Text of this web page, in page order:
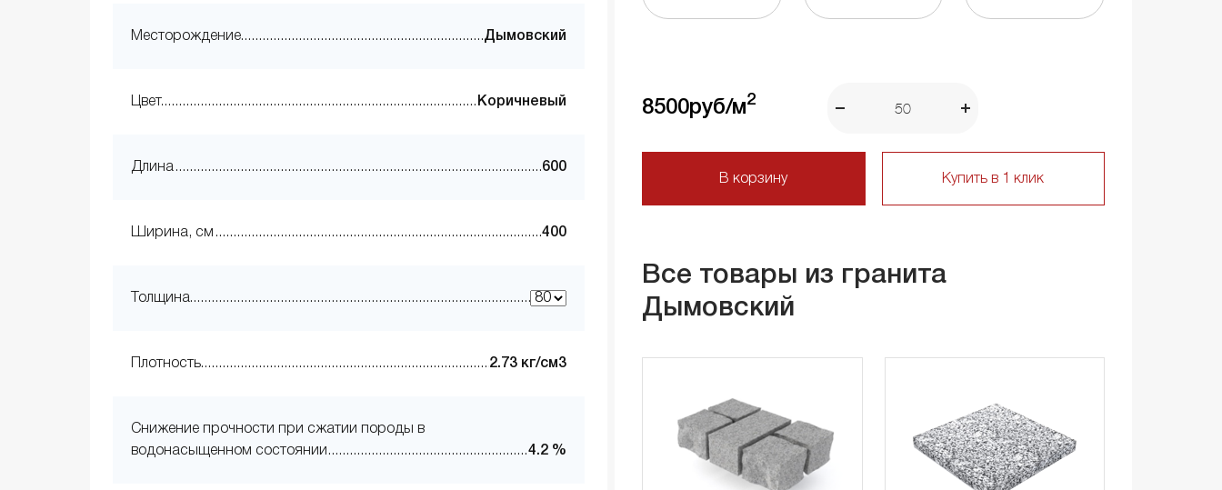
8500руб/м2
В корзину Купить в 1 клик
Все товары из гранита
Дымовский
Месторождение Дымовский
Цвет Коричневый
Длина 600
Ширина, см 400
Толщина
Плотность 2.73 кг/см3
Снижение прочности при сжатии породы в
водонасыщенном состоянии
4.2 %